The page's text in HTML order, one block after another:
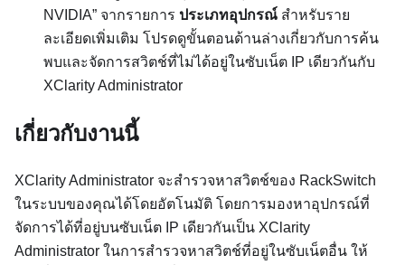
NVIDIA” จากรายการ ประเภทอุปกรณ์ สำหรับราย
ละเอียดเพิ่มเติม โปรดดูขั้นตอนด้านล่างเกี่ยวกับการค้น
พบและจัดการสวิตช์ที่ไม่ได้อยู่ในซับเน็ต IP เดียวกันกับ
XClarity Administrator
เกี่ยวกับงานนี้
XClarity Administrator จะสำรวจหาสวิตช์ของ RackSwitch
ในระบบของคุณได้โดยอัตโนมัติ โดยการมองหาอุปกรณ์ที่
จัดการได้ที่อยู่บนซับเน็ต IP เดียวกันเป็น XClarity
Administrator ในการสำรวจหาสวิตช์ที่อยู่ในซับเน็ตอื่น ให้